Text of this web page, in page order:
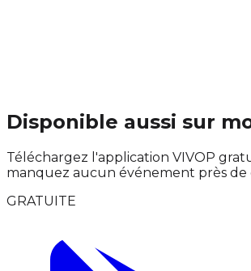
Disponible aussi sur
Téléchargez l'application VIVOP
manquez aucun événement près de
GRATUITE